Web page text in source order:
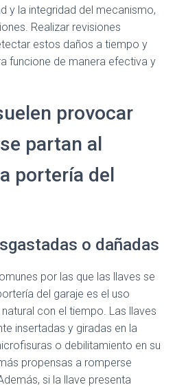
y la integridad del mecanismo,
Realizar revisiones
estos daños a tiempo y
funcione de manera efectiva y
provocar
partan al
portería del
o dañadas
por las que las llaves se
del garaje es el uso
con el tiempo. Las llaves
insertadas y giradas en la
o debilitamiento en su
propensas a romperse
si la llave presenta